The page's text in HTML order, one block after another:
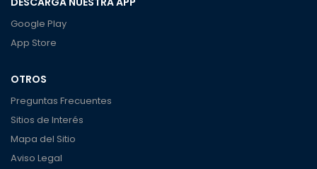
Google Play
App Store
OTROS
Preguntas Frecuentes
Sitios de Interés
Mapa del Sitio
Aviso Legal